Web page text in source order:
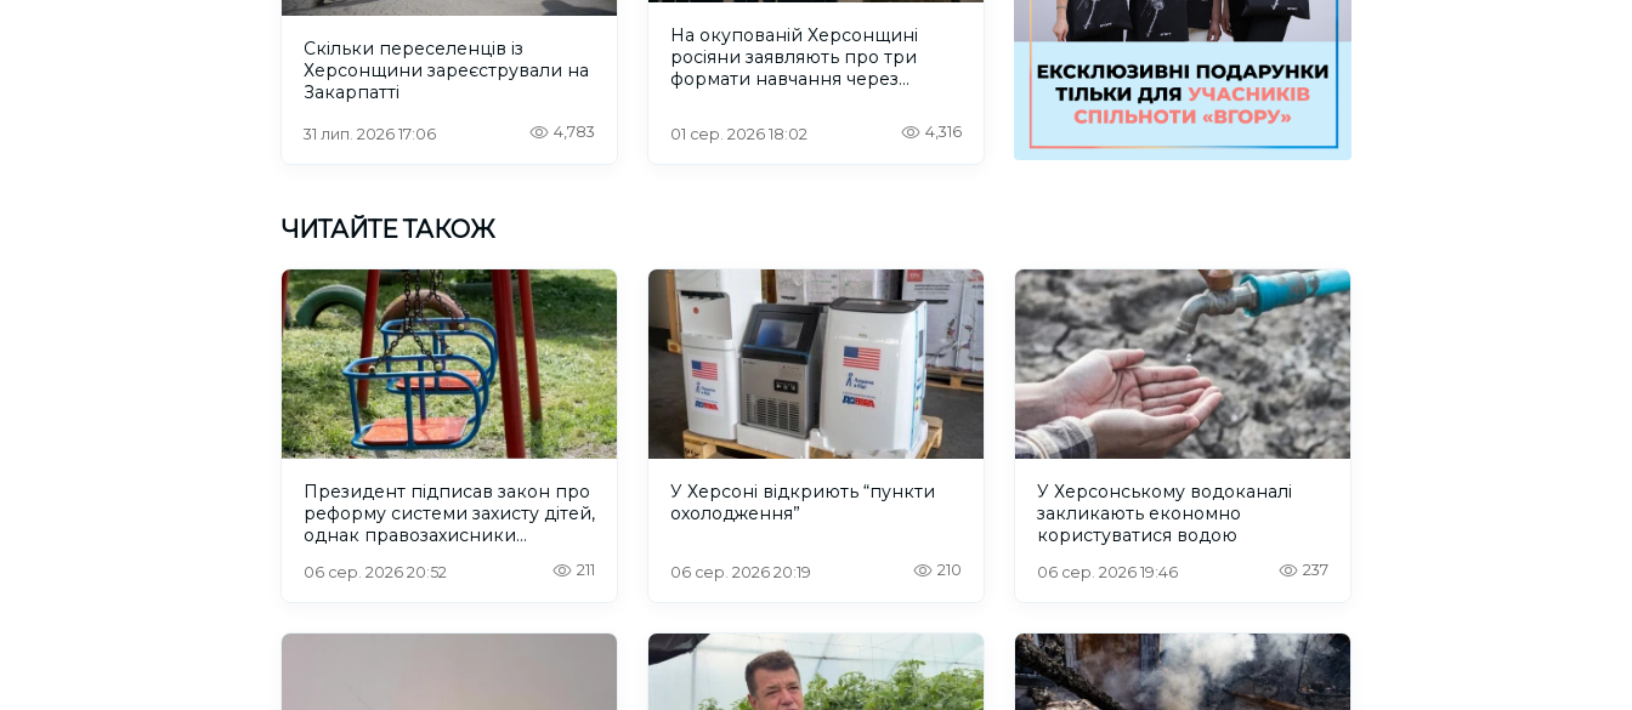
Скільки переселенців із
Херсонщини зареєстрували на
Закарпатті
31 лип. 2026 17:06 4,783
На окупованій Херсонщині
росіяни заявляють про три
формати навчання через
01 сер. 2026 18:02 4,316
ЧИТАЙТЕ ТАКОЖ
Президент підписав закон про
реформу системи захисту дітей,
однак правозахисники
06 сер. 2026 20:52 211
У Херсоні відкриють “пункти
охолодження”
06 сер. 2026 20:19 210
У Херсонському водоканалі
закликають економно
користуватися водою
06 сер. 2026 19:46 237